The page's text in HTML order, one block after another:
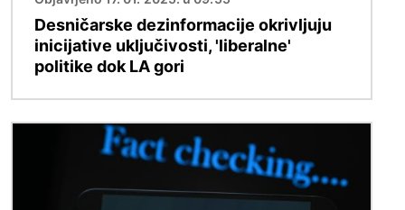
Desničarske dezinformacije okrivljuju
inicijative uključivosti, 'liberalne'
politike dok LA gori